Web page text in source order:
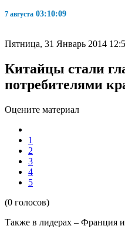
7 августа 03:10:09
Пятница, 31 Январь 2014
Китайцы стали
потребителями
Оцените материал
1
2
3
4
5
(0 голосов)
Также в лидерах – Франция